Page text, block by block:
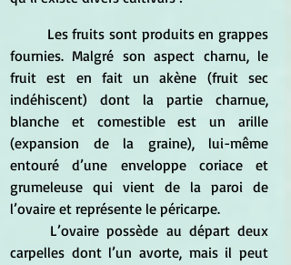
fournies. Malgré son aspect charnu, le
fruit est en fait un akène (fruit sec
indéhiscent) dont la partie charnue,
blanche et comestible est un arille
(expansion de la graine), lui-même
entouré d’une enveloppe coriace et
grumeleuse qui vient de la paroi de
l’ovaire et représente le péricarpe.
carpelles dont l’un avorte, mais il peut